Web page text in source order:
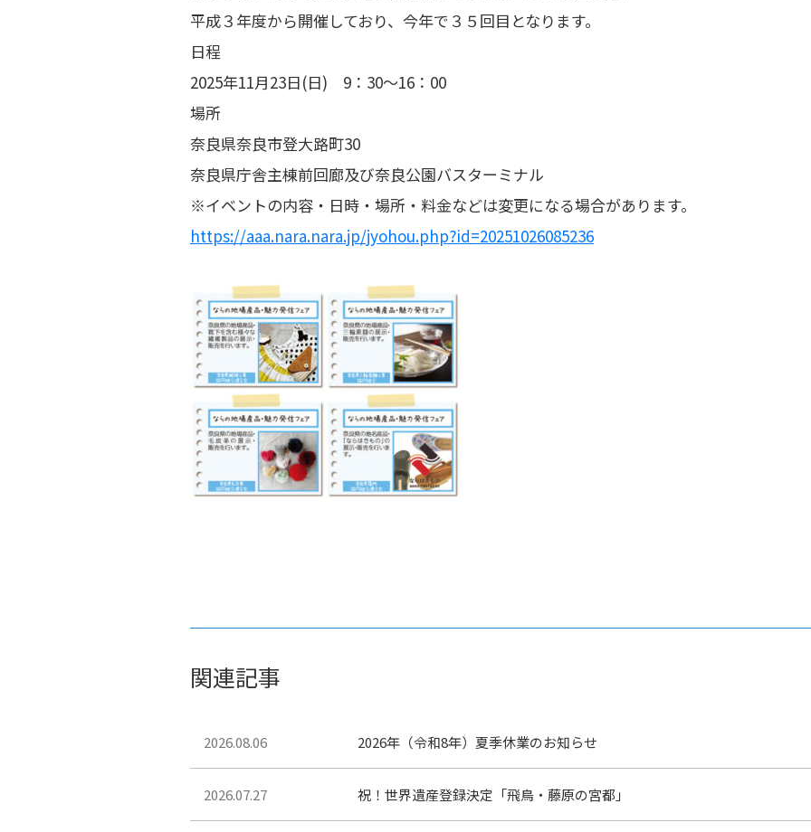
平成３年度から開催しており、今年で３５回目となります。
日程
2025年11月23日(日) 9：30～16：00
場所
奈良県奈良市登大路町30
奈良県庁舎主棟前回廊及び奈良公園バスターミナル
※イベントの内容・日時・場所・料金などは変更になる場合があります。
https://aaa.nara.nara.jp/jyohou.php?id=20251026085236
関連記事
2026.08.06 2026年（令和8年）夏季休業のお知らせ
2026.07.27 祝！世界遺産登録決定「飛鳥・藤原の宮都」